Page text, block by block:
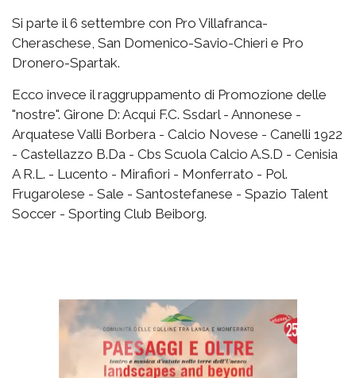
Si parte il 6 settembre con Pro Villafranca-
Cheraschese, San Domenico-Savio-Chieri e Pro
Dronero-Spartak.
Ecco invece il raggruppamento di Promozione delle
"nostre". Girone D: Acqui F.C. Ssdarl - Annonese -
Arquatese Valli Borbera - Calcio Novese - Canelli 1922
- Castellazzo B.Da - Cbs Scuola Calcio A.S.D - Cenisia
A R.L. - Lucento - Mirafiori - Monferrato - Pol.
Frugarolese - Sale - Santostefanese - Spazio Talent
Soccer - Sporting Club Beiborg.